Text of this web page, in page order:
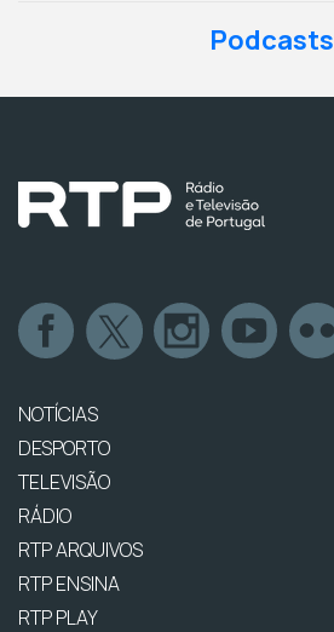
Podcasts
NOTÍCIAS
DESPORTO
TELEVISÃO
RÁDIO
RTP ARQUIVOS
RTP ENSINA
RTP PLAY